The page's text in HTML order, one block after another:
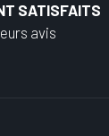
SATISFAITS
avis